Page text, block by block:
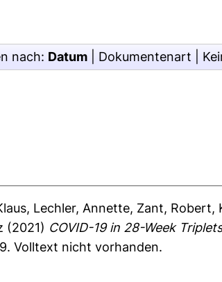
nach: Datum Dokumentenart
, Lechler, Annette, Zant, Robert,
(2021) COVID-19 in 28-Week
9.Volltext nicht vorhanden.